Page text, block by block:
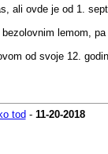
ali ovde je od 1.
lemom,
od svoje 12.
tod - 11-20-2018